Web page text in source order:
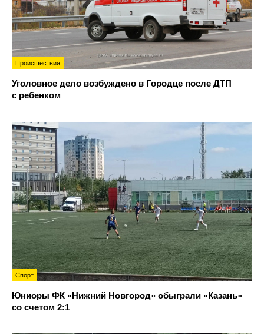
Происшествия
Уголовное дело возбуждено в Городце после ДТП
с ребенком
Спорт
Юниоры ФК «Нижний Новгород» обыграли «Казань»
со счетом 2:1